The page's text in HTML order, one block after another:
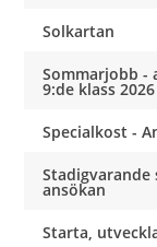
Solkartan
Sommarjobb -
9:de klass 2026
Specialkost -
ansökan
Starta,